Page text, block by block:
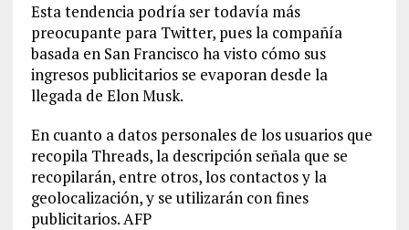
Esta tendencia podría ser todavía más
preocupante para Twitter, pues la compañía
basada en San Francisco ha visto cómo sus
ingresos publicitarios se evaporan desde la
llegada de Elon Musk.
En cuanto a datos personales de los usuarios que
recopila Threads, la descripción señala que se
recopilarán, entre otros, los contactos y la
geolocalización, y se utilizarán con fines
publicitarios. AFP